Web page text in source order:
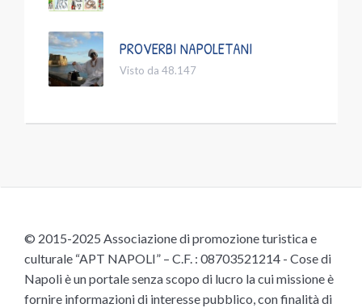
PROVERBI NAPOLETANI
Visto da 48.147
© 2015-2025 Associazione di promozione turistica e
culturale “APT NAPOLI” – C.F. : 08703521214 - Cose di
Napoli è un portale senza scopo di lucro la cui missione è
fornire informazioni di interesse pubblico, con finalità di